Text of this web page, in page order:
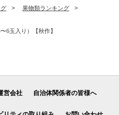
果物類ランキング
6玉入り）【秋作】
営会社 自治体関係者の皆様へ